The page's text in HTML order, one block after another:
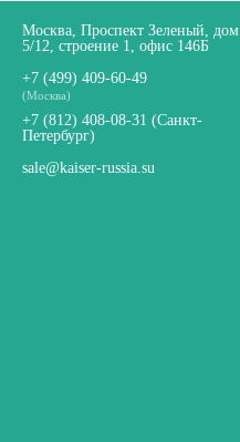
Москва, Проспект Зеленый, дом
5/12, строение 1, офис 146Б
+7 (499) 409-60-49
(Москва)
+7 (812) 408-08-31 (Санкт-
Петербург)
sale@kaiser-russia.su